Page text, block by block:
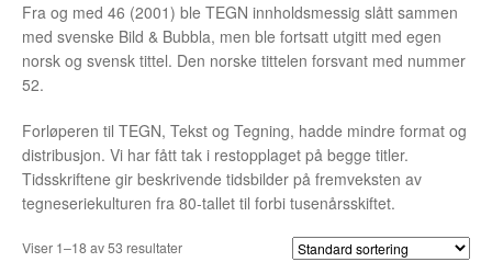
Nyhetsbrev
Om Jippi
Kontakt
Reklamebanners
Tegnere
Fra og med 46 (2001) ble TEGN innholdsmessig slått sammen
med svenske Bild & Bubbla, men ble fortsatt utgitt med egen
norsk og svensk tittel. Den norske tittelen forsvant med nummer
52.
Forløperen til TEGN, Tekst og Tegning, hadde mindre format og
distribusjon. Vi har fått tak i restopplaget på begge titler.
Tidsskriftene gir beskrivende tidsbilder på fremveksten av
tegneseriekulturen fra 80-tallet til forbi tusenårsskiftet.
Viser 1–18 av 53 resultater